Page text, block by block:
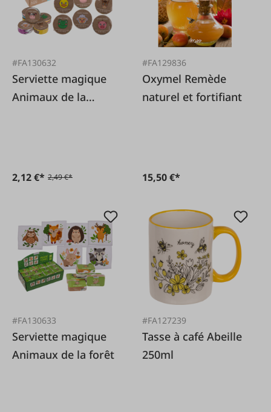
#FA130632
Serviette magique
Animaux de la
2,12 €* 2,49 €*
#FA129836
Oxymel Remède
naturel et fortifiant
15,50 €*
#FA130633
Serviette magique
Animaux de la forêt
#FA127239
Tasse à café Abeille
250ml